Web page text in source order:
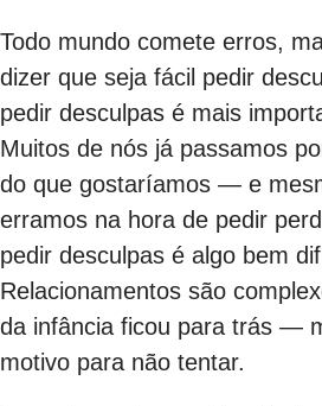
Todo mundo comete erros,
dizer que seja fácil pedir
pedir desculpas é mais
Muitos de nós já passamos
do que gostaríamos — e
erramos na hora de pedir
pedir desculpas é algo bem
Relacionamentos são
da infância ficou para trás —
motivo para não tentar.